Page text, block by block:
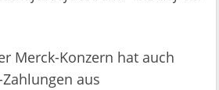
Merck-Konzern hat auch
aus